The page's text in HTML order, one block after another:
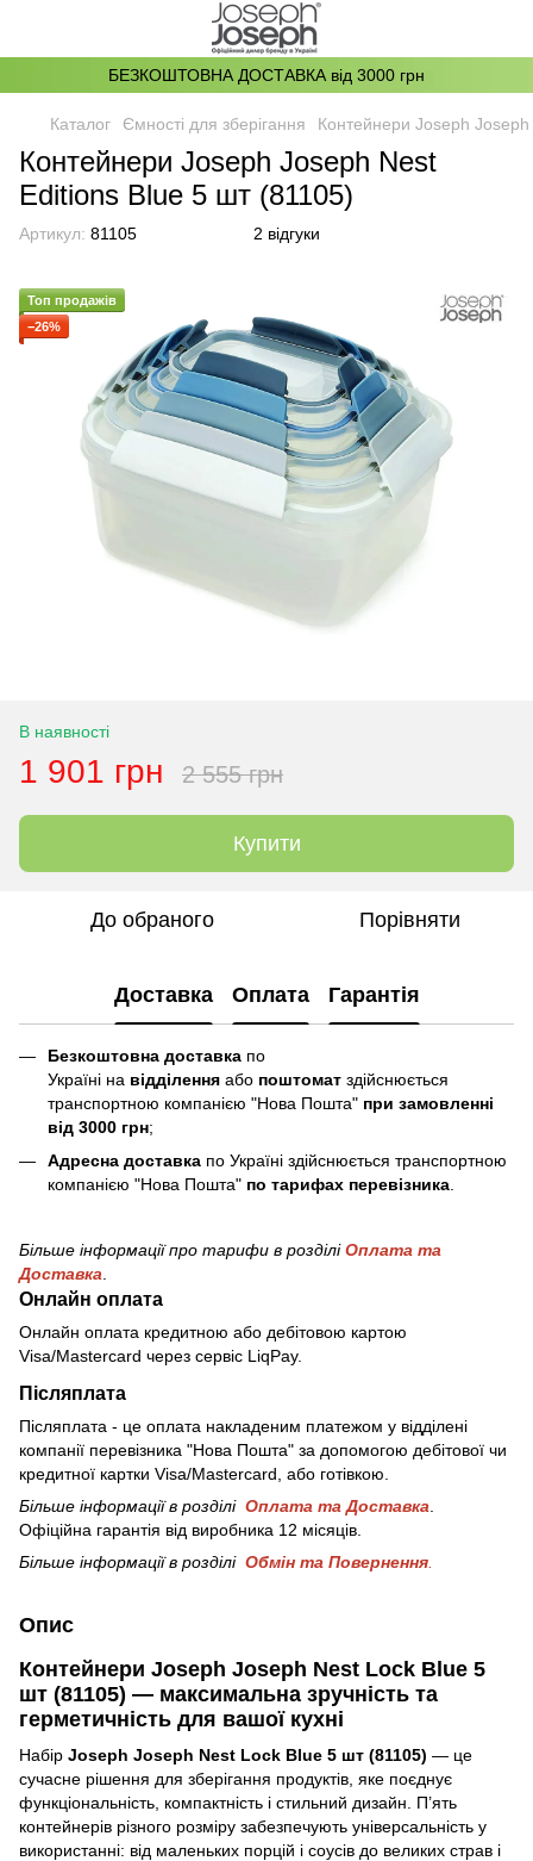
БЕЗКОШТОВНА ДОСТАВКА від 3000 грн
Каталог Ємності для зберігання Контейнери Joseph
Контейнери Joseph Joseph Nest
Editions Blue 5 шт (81105)
Артикул: 81105 2 відгуки
Топ продажів
−26%
В наявності
1 901 грн 2 555 грн
Купити
До обраного Порівняти
Доставка Оплата Гарантія
Безкоштовна доставка по
Україні на відділення або поштомат здійснюється
транспортною компанією "Нова Пошта" при замовленні
від 3000 грн;
Адресна доставка по Україні здійснюється транспортною
компанією "Нова Пошта" по тарифах перевізника
Більше інформації про тарифи в розділіОплата та
Доставка.
Онлайн оплата
Онлайн оплата кредитною або дебітовою картою
Visa/Mastercard через сервіс LiqPay.
Післяплата
Післяплата - це оплата накладеним платежом у відділені
компанії перевізника "Нова Пошта" за допомогою дебітової чи
кредитної картки Visa/Mastercard, або готівкою.
Більше інформації в розділі Оплата та Доставка
Офіційна гарантія від виробника 12 місяців.
Більше інформації в розділі Обмін та Повернення
Опис
Контейнери Joseph Joseph Nest Lock Blue 5
шт (81105) — максимальна зручність та
герметичність для вашої кухні
Набір Joseph Joseph Nest Lock Blue 5 шт (81105) — це
сучасне рішення для зберігання продуктів, яке поєднує
функціональність, компактність і стильний дизайн. П’ять
контейнерів різного розміру забезпечують універсальність у
використанні: від маленьких порцій і соусів до великих страв і